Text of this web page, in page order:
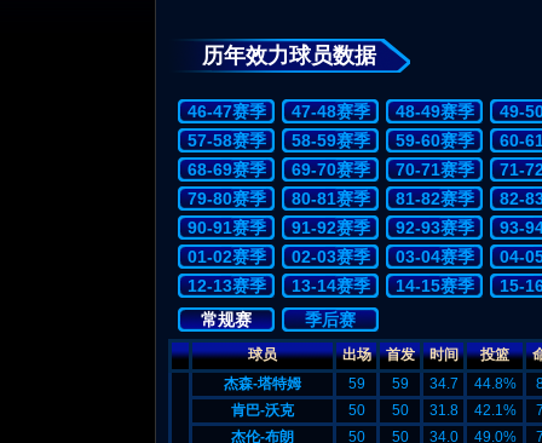
历年效力球员数据
46-47赛季 47-48赛季 48-49赛季
49-
57-58赛季
58-59赛季 59-60赛季
60-
68-69赛季
69-70赛季 70-71赛季
71-
79-80赛季
80-81赛季 81-82赛季
82-
90-91赛季
91-92赛季 92-93赛季
93-
01-02赛季
02-03赛季 03-04赛季
04-
12-13赛季
13-14赛季 14-15赛季
15-
常规赛
季后赛
球员 出场 首发 时间 投篮
杰森-塔特姆
59 59 34.7 44.8%
肯巴-沃克
50 50 31.8 42.1%
杰伦-布朗
50 50 34.0 49.0%